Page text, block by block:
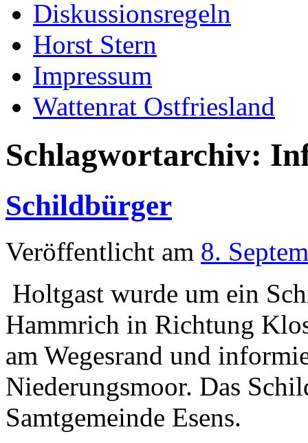
Diskussionsregeln
Horst Stern
Impressum
Wattenrat Ostfriesland
Schlagwortarchiv:
Schildbürger
Veröffentlicht am 8.
Holtgast wurde um ein
Hammrich in Richtung
am Wegesrand und
Niederungsmoor. Das
Samtgemeinde Esens.